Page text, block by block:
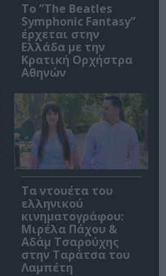
Το “The Beatles
Symphonic Fantasy”
έρχεται στην
Ελλάδα με την
Κρατική Ορχήστρα
Αθηνών
Τα ντουέτα του
ελληνικού
κινηματογράφου:
Μιρέλα Πάχου &
Αδάμ Τσαρούχης
στην Ταράτσα του
Λαμπέτη